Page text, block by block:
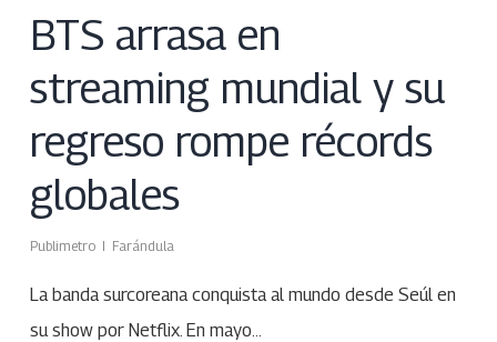
BTS arrasa en
streaming mundial y su
regreso rompe récords
globales
Publimetro Farándula
La banda surcoreana conquista al mundo desde Seúl en
su show por Netflix. En mayo…